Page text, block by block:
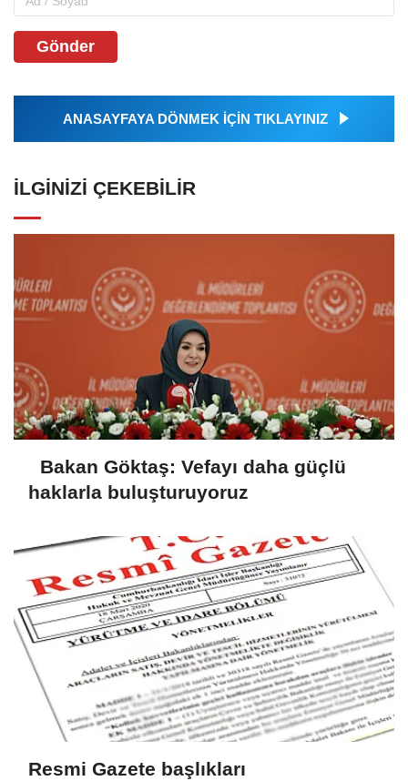
Gönder
ANASAYFAYA DÖNMEK İÇİN TIKLAYINIZ
İLGINIZI ÇEKEBILIR
Bakan Göktaş: Vefayı daha güçlü
haklarla buluşturuyoruz
Resmi Gazete başlıkları